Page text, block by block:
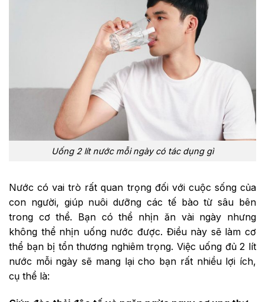
Uống 2 lít nước mỗi ngày có tác dụng gì
Nước có vai trò rất quan trọng đối với cuộc sống của
con người, giúp nuôi dưỡng các tế bào từ sâu bên
trong cơ thể. Bạn có thể nhịn ăn vài ngày nhưng
không thể nhịn uống nước được. Điều này sẽ làm cơ
thể bạn bị tổn thương nghiêm trọng. Việc uống đủ 2 lít
nước mỗi ngày sẽ mang lại cho bạn rất nhiều lợi ích,
cụ thể là: